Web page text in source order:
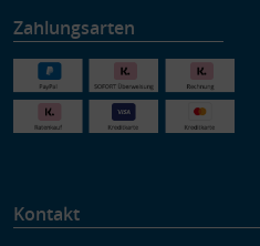
Zahlungsarten
Kontakt